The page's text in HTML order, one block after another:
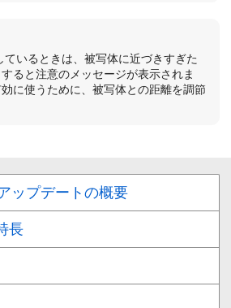
ているときは、被写体に近づきすぎた
ると注意のメッセージが表示されま
に使うために、被写体との距離を調節
ップデートの概要
長